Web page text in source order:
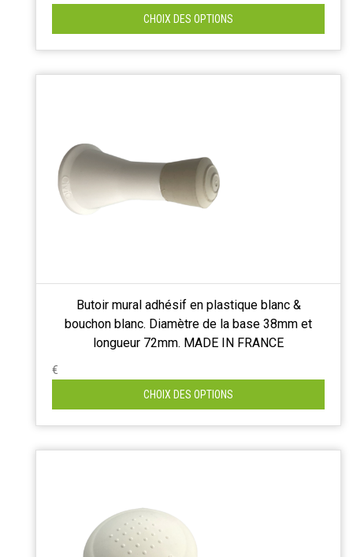
CHOIX DES OPTIONS
Butoir mural adhésif en plastique blanc &
bouchon blanc. Diamètre de la base 38mm et
longueur 72mm. MADE IN FRANCE
€
CHOIX DES OPTIONS